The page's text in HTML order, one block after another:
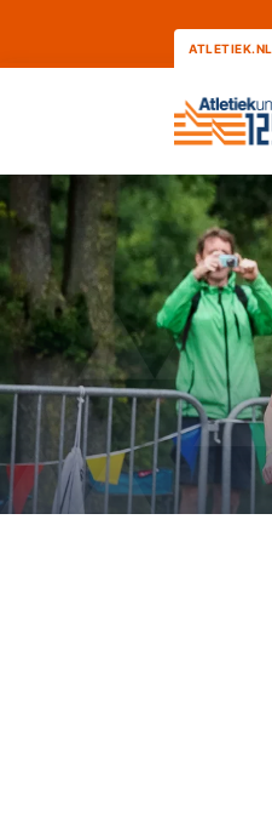
ATLETIEK.NL